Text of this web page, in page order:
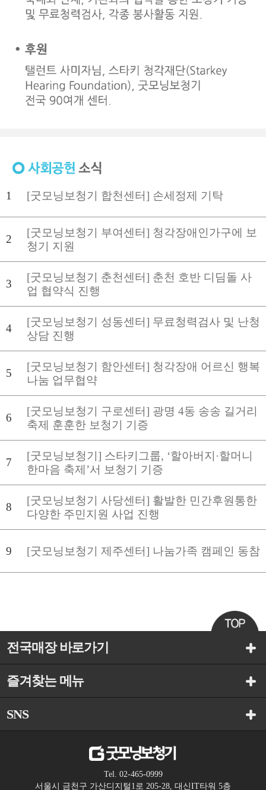
1 [굿모닝보청기 합천센터] 손세정제 기탁
2
[굿모닝보청기 부여센터] 청각장애인가구에 보
청기 지원
3
[굿모닝보청기 춘천센터] 춘천 호반 디딤돌 사
업 협약식 진행
4
[굿모닝보청기 성동센터] 무료청력검사 및 난청
상담 진행
5
[굿모닝보청기 함안센터] 청각장애 어르신 행복
나눔 업무협약
6
[굿모닝보청기 구로센터] 광명 4동 송송 길거리
축제 훈훈한 보청기 기증
7
[굿모닝보청기] 스타키그룹, ‘할아버지·할머니
한마음 축제’서 보청기 기증
8
[굿모닝보청기 사당센터] 활발한 민간후원통한
다양한 주민지원 사업 진행
9 [굿모닝보청기 제주센터] 나눔가족 캠페인 동참
전국매장 바로가기
즐겨찾는 메뉴
SNS
Tel. 02-465-0999
서울시 금천구 가산디지털1로 205-28, 대신IT타워 5층